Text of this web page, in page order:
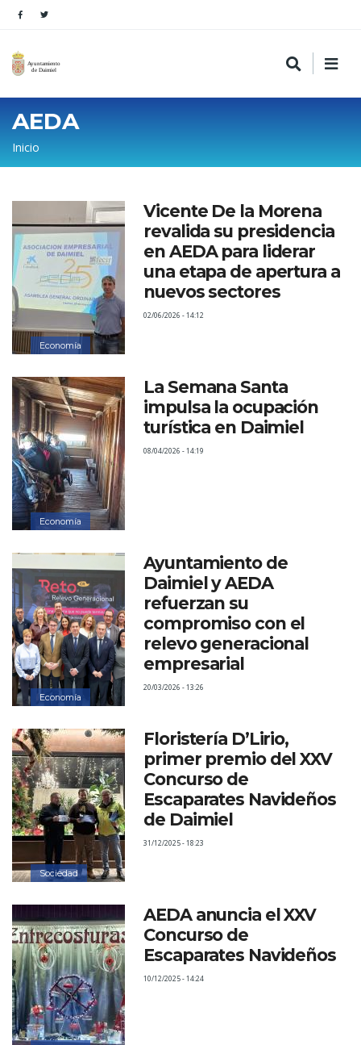
AEDA
Sobrescribir
enlaces
de
ayuda
a
la
navegación
Inicio
Economía
Vicente De la Morena
revalida su presidencia
en AEDA para liderar
una etapa de apertura a
nuevos sectores
02/06/2026 - 14:12
Economía
La Semana Santa
impulsa la ocupación
turística en Daimiel
08/04/2026 - 14:19
Economía
Ayuntamiento de
Daimiel y AEDA
refuerzan su
compromiso con el
relevo generacional
empresarial
20/03/2026 - 13:26
Sociedad
Floristería D’Lirio,
primer premio del XXV
Concurso de
Escaparates Navideños
de Daimiel
31/12/2025 - 18:23
AEDA anuncia el XXV
Concurso de
Escaparates Navideños
10/12/2025 - 14:24